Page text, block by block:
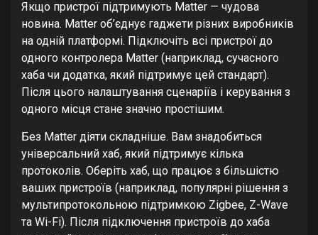
Якщо пристрої підтримують Matter — чудова
новина. Matter об’єднує гаджети різних виробників
на одній платформі. Підключіть всі пристрої до
одного контролера Matter (наприклад, сучасного
хаба чи додатка, який підтримує цей стандарт).
Після цього налаштування сценаріїв і керування з
одного місця стане значно простішим.
Без Matter діяти складніше. Вам знадобиться
універсальний хаб, який підтримує кілька
протоколів. Оберіть хаб, що працює з більшістю
ваших пристроїв (наприклад, популярні рішення з
мультипротокольною підтримкою Zigbee, Z-Wave
та Wi-Fi). Після підключення пристроїв до хаба